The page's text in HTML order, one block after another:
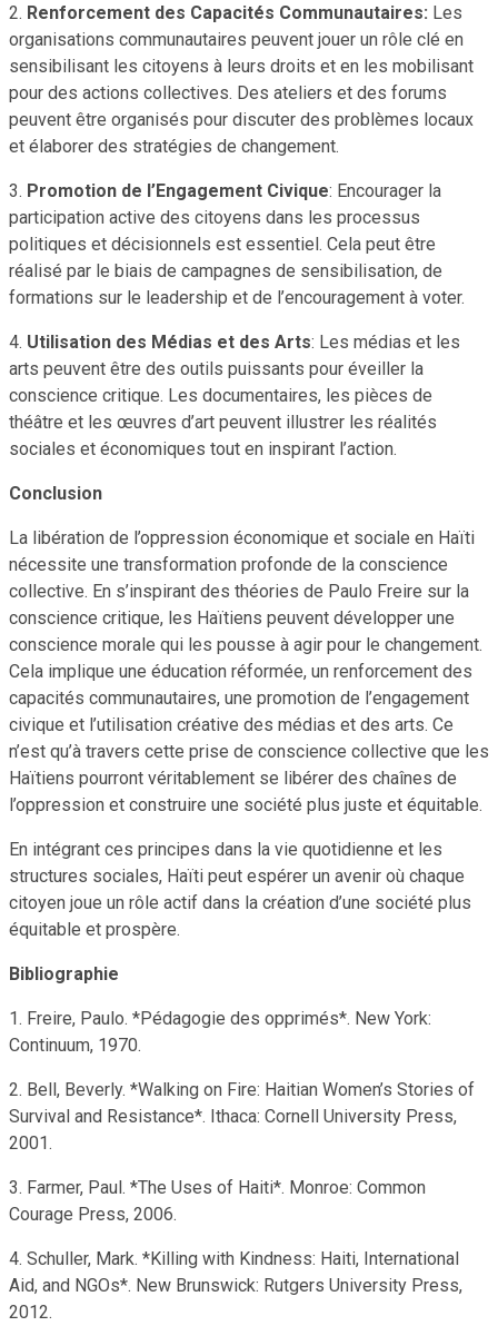
2. Renforcement des Capacités Communautaires: Les
organisations communautaires peuvent jouer un rôle clé en
sensibilisant les citoyens à leurs droits et en les mobilisant
pour des actions collectives. Des ateliers et des forums
peuvent être organisés pour discuter des problèmes locaux
et élaborer des stratégies de changement.
3. Promotion de l’Engagement Civique: Encourager la
participation active des citoyens dans les processus
politiques et décisionnels est essentiel. Cela peut être
réalisé par le biais de campagnes de sensibilisation, de
formations sur le leadership et de l’encouragement à voter.
4. Utilisation des Médias et des Arts: Les médias et les
arts peuvent être des outils puissants pour éveiller la
conscience critique. Les documentaires, les pièces de
théâtre et les œuvres d’art peuvent illustrer les réalités
sociales et économiques tout en inspirant l’action.
Conclusion
La libération de l’oppression économique et sociale en Haïti
nécessite une transformation profonde de la conscience
collective. En s’inspirant des théories de Paulo Freire sur la
conscience critique, les Haïtiens peuvent développer une
conscience morale qui les pousse à agir pour le changement.
Cela implique une éducation réformée, un renforcement des
capacités communautaires, une promotion de l’engagement
civique et l’utilisation créative des médias et des arts. Ce
n’est qu’à travers cette prise de conscience collective que les
Haïtiens pourront véritablement se libérer des chaînes de
l’oppression et construire une société plus juste et équitable.
En intégrant ces principes dans la vie quotidienne et les
structures sociales, Haïti peut espérer un avenir où chaque
citoyen joue un rôle actif dans la création d’une société plus
équitable et prospère.
Bibliographie
1. Freire, Paulo. *Pédagogie des opprimés*. New York:
Continuum, 1970.
2. Bell, Beverly. *Walking on Fire: Haitian Women’s Stories of
Survival and Resistance*. Ithaca: Cornell University Press,
2001.
3. Farmer, Paul. *The Uses of Haiti*. Monroe: Common
Courage Press, 2006.
4. Schuller, Mark. *Killing with Kindness: Haiti, International
Aid, and NGOs*. New Brunswick: Rutgers University Press,
2012.